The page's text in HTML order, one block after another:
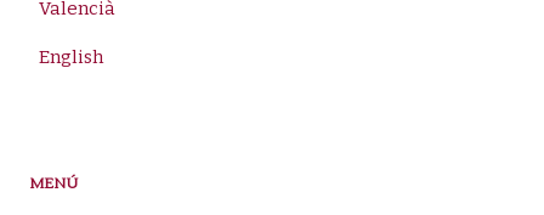
Valencià
English
MENÚ